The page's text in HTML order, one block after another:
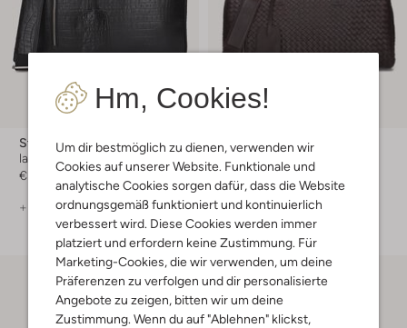
Hm, Cookies!
Um dir bestmöglich zu dienen, verwenden wir
Cookies auf unserer Website. Funktionale und
analytische Cookies sorgen dafür, dass die Website
ordnungsgemäß funktioniert und kontinuierlich
verbessert wird. Diese Cookies werden immer
platziert und erfordern keine Zustimmung. Für
Marketing-Cookies, die wir verwenden, um deine
Präferenzen zu verfolgen und dir personalisierte
Angebote zu zeigen, bitten wir um deine
Zustimmung. Wenn du auf "Ablehnen" klickst,
Stefano Lauran
laptoptasche
€ 249,99
+ mehr farben
Stefano Lauran
Weekender
€ 349,99
+ mehr farben